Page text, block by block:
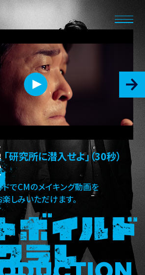
研究所に潜入せよ」（30秒）
ドでCMのメイキング動画を
しみいただけます。